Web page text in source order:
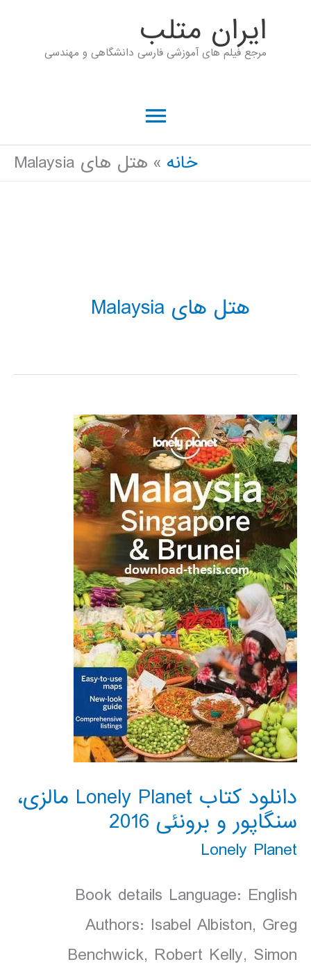
ايران متلب
مرجع فیلم های آموزشی فارسی دانشگاهی و مهندسی
فهرست
اصلیخانه هتل های Malaysia
هتل های Malaysia
دانلود کتاب Lonely Planet مالزی،
سنگاپور و برونئی 2016
Lonely Planet
Book details Language: English
Authors: Isabel Albiston, Greg
Benchwick, Robert Kelly, Simon